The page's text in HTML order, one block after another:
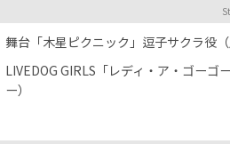
舞台「木星ピクニック」逗子サクラ役（
LIVEDOG GIRLS「レディ・ア・ゴー
ー）